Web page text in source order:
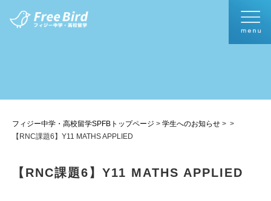
フィジー中学・高校留学SPFBトップページ > 学生へのお知らせ > >
【RNC課題6】Y11 MATHS APPLIED
【RNC課題6】Y11 MATHS APPLIED